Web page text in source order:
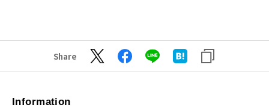
Share
Information